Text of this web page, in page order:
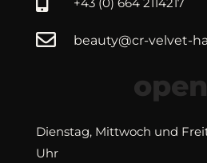
+43 (0) 664 2114217
 beauty@cr-velvet-
open
Dienstag, Mittwoch und
Uhr